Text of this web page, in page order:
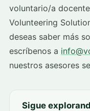
voluntario/a
Volunteering
deseas saber más
escríbenos a
nuestros asesores
Sigue